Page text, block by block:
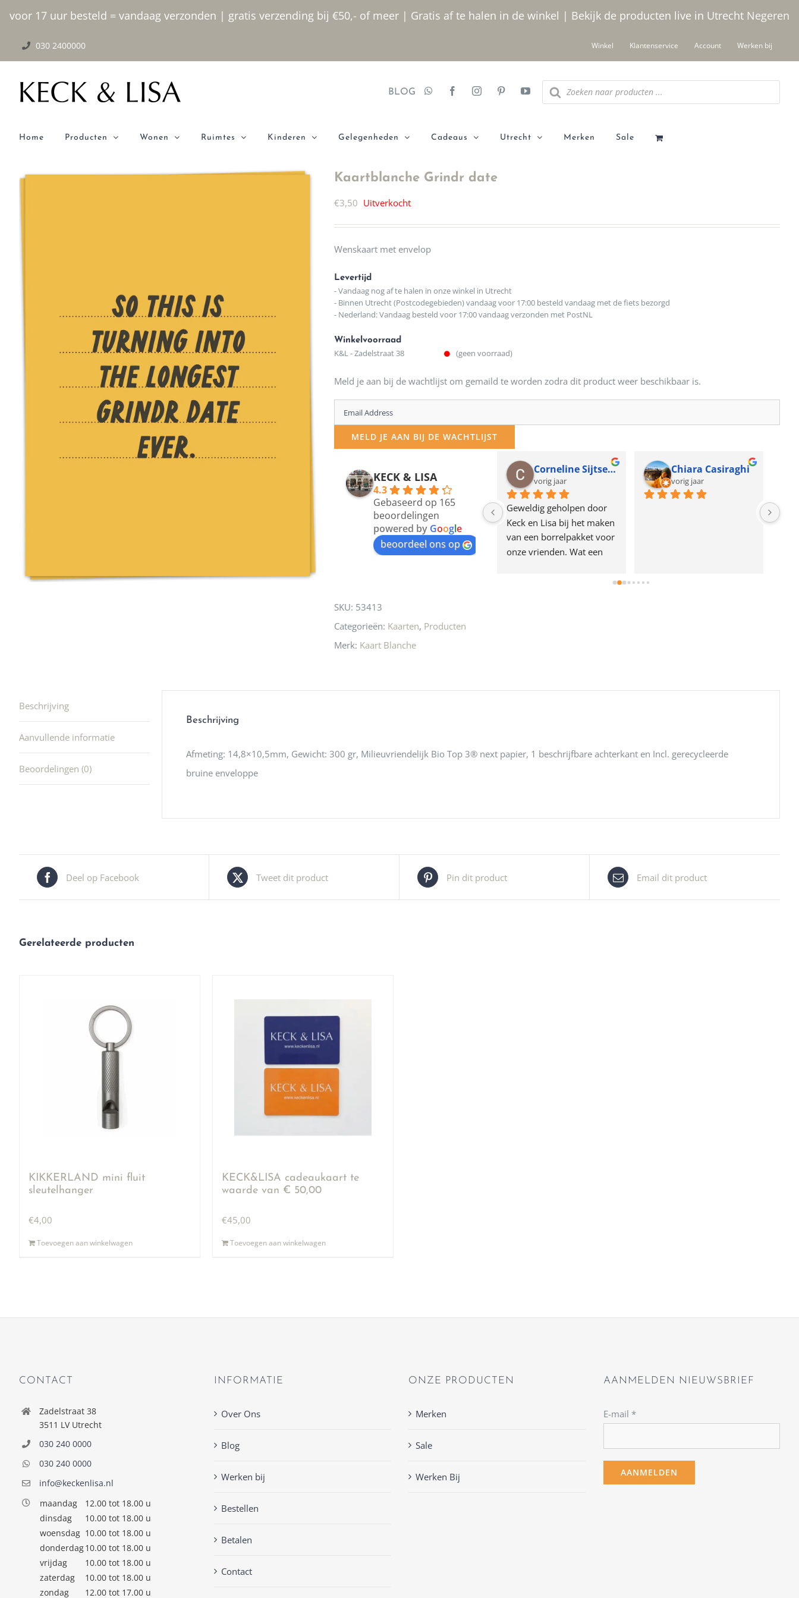
voor 17 uur besteld = vandaag verzonden | gratis verzending bij €50,- of meer | Gratis af te halen in de winkel | Bekijk de producten live in Utrecht Negeren
inhoud
030 2400000 Winkel Klantenservice Account Werken bij
BLOG
Producten
zoeken
Home Producten Wonen Ruimtes Kinderen Gelegenheden Cadeaus Utrecht Merken Sale
Kaartblanche Grindr date
€3,50 Uitverkocht
Wenskaart met envelop
Levertijd
- Vandaag nog af te halen in onze winkel in Utrecht
- Binnen Utrecht (Postcodegebieden) vandaag voor 17:00 besteld vandaag met de fiets bezorgd
- Nederland: Vandaag besteld voor 17:00 vandaag verzonden met PostNL
Winkelvoorraad
K&L - Zadelstraat 38 (geen voorraad)
Meld je aan bij de wachtlijst om gemaild te worden zodra dit product weer beschikbaar is.
Enter
your
email
MELD JE AAN BIJ DE WACHTLIJST
KECK & LISA
4.3
Gebaseerd op 165
beoordelingen
powered by Google
beoordeel ons op
rosawillemijn
5 maanden geleden
Ik was een dagje in Utrecht
en ik kwam deze leuke
winkel tegen! Ze verkopen
hele leuke en unieke
producten! Echt de moeite
waard om even langs te
ook heel aardig en gezellig
12 maanden geleden
Waarom in hemelsnaam
de woonwinkel op de
klippen  laten lopen? Waar
moeten nu de design
Corneline Sijtsema
vorig jaar
Geweldig geholpen door
Keck en Lisa bij het maken
van een borrelpakket voor
onze vrienden. Wat een
Chiara Casiraghi
vorig jaar
SKU: 53413
Categorieën: Kaarten, Producten
Merk: Kaart Blanche
Beschrijving
Aanvullende informatie
Beoordelingen (0)
Beschrijving
Afmeting: 14,8×10,5mm, Gewicht: 300 gr, Milieuvriendelijk Bio Top 3® next papier, 1 beschrijfbare achterkant en Incl. gerecycleerde
bruine enveloppe
Deel op Facebook Tweet dit product Pin dit product Email dit product
Gerelateerde producten
KIKKERLAND mini fluit
sleutelhanger
€4,00
Toevoegen aan winkelwagen
KECK&LISA cadeaukaart te
waarde van € 50,00
€45,00
Toevoegen aan winkelwagen
CONTACT
Zadelstraat 38
3511 LV Utrecht
030 240 0000
030 240 0000
info@keckenlisa.nl
maandag
12.00 tot 18.00 u
dinsdag
10.00 tot 18.00 u
woensdag 10.00 tot 18.00 u
donderdag10.00 tot 18.00 u
vrijdag
10.00 tot 18.00 u
zaterdag
10.00 tot 18.00 u
zondag
12.00 tot 17.00 u
INFORMATIE
Over Ons
Blog
Werken bij
Bestellen
Betalen
Contact
ONZE PRODUCTEN
Merken
Sale
Werken Bij
AANMELDEN NIEUWSBRIEF
E-mail *